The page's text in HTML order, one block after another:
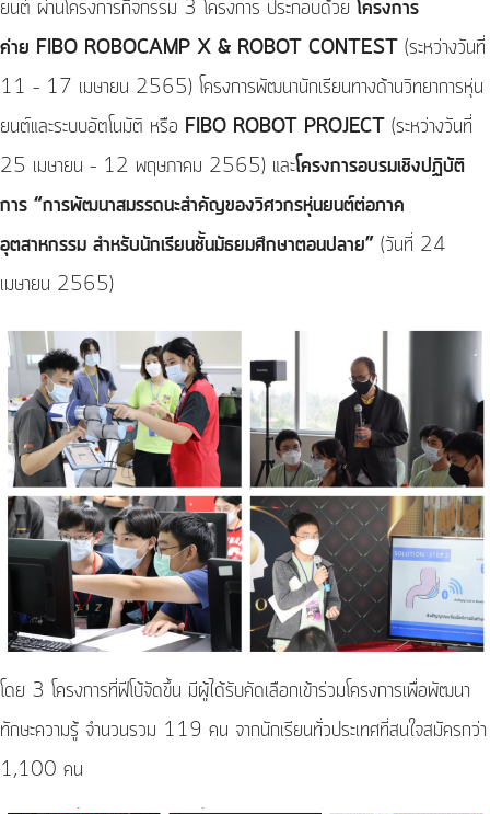
ยนต์ ผ่านโครงการกิจกรรม 3 โครงการ ประกอบด้วย โครงการ
ค่าย FIBO ROBOCAMP X & ROBOT CONTEST (ระหว่างวันที่
11 – 17 เมษายน 2565) โครงการพัฒนานักเรียนทางด้านวิทยาการหุ่น
ยนต์และระบบอัตโนมัติ หรือ FIBO ROBOT PROJECT (ระหว่างวันที่
25 เมษายน – 12 พฤษภาคม 2565) และโครงการอบรมเชิงปฏิบัติ
การ “การพัฒนาสมรรถนะสำคัญของวิศวกรหุ่นยนต์ต่อภาค
อุตสาหกรรม สำหรับนักเรียนชั้นมัธยมศึกษาตอนปลาย” (วันที่ 24
เมษายน 2565)
โดย 3 โครงการที่ฟีโบ้จัดขึ้น มีผู้ได้รับคัดเลือกเข้าร่วมโครงการเพื่อพัฒนา
ทักษะความรู้ จำนวนรวม 119 คน จากนักเรียนทั่วประเทศที่สนใจสมัครกว่า
1,100 คน